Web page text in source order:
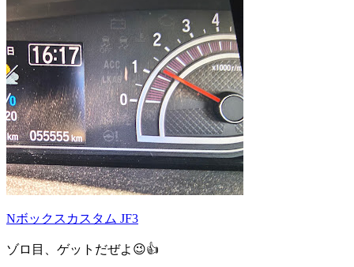
Nボックスカスタム JF3
ゾロ目、ゲットだぜよ😉👍